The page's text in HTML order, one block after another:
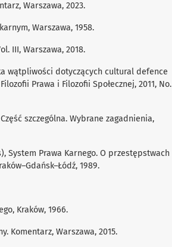
Warszawa, 2023.
Warszawa, 1958.
III, Warszawa, 2018.
wątpliwości dotyczących cultural defence
Prawa i Filozofii Społecznej, 2011, No.
szczególna. Wybrane zagadnienia,
System Prawa Karnego. O przestępstwach
1989.
Kraków, 1966.
Komentarz, Warszawa, 2015.